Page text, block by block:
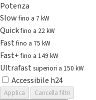
Potenza
Slowfino a 7 kW
Quickfino a 22 kW
Fastfino a 75 kW
Fast+fino a 149 kW
Ultrafast superiori a 150 kW
Accessibile h24
Applica
Cancella filtri